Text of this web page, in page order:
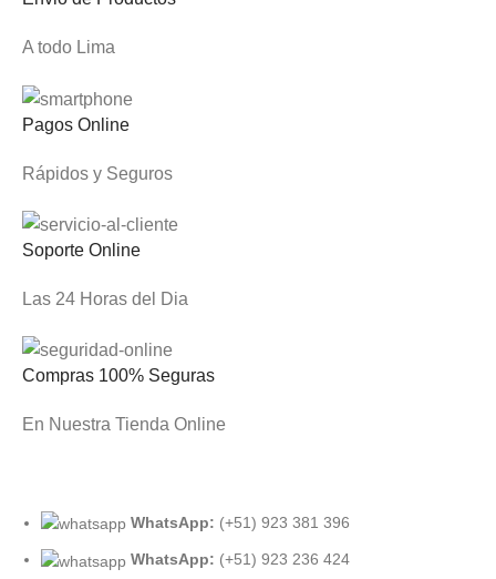
A todo Lima
Pagos Online
Rápidos y Seguros
Soporte Online
Las 24 Horas del Dia
Compras 100% Seguras
En Nuestra Tienda Online
WhatsApp: (+51) 923 381 396
WhatsApp: (+51) 923 236 424